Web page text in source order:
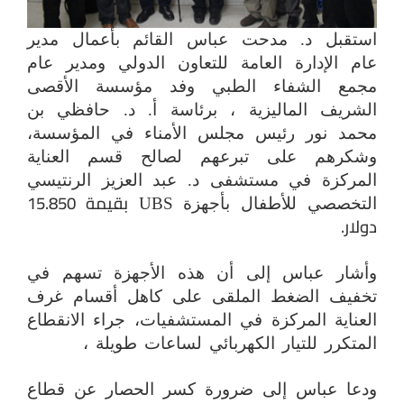
استقبل د. مدحت عباس القائم بأعمال مدير
عام الإدارة العامة للتعاون الدولي ومدير عام
مجمع الشفاء الطبي وفد مؤسسة الأقصى
الشريف الماليزية ، برئاسة أ. د. حافظي بن
محمد نور رئيس مجلس الأمناء في المؤسسة،
وشكرهم على تبرعهم لصالح قسم العناية
المركزة في مستشفى د. عبد العزيز الرنتيسي
التخصصي للأطفال بأجهزة UBS بقيمة 15.850
دولار.
وأشار عباس إلى أن هذه الأجهزة تسهم في
تخفيف الضغط الملقى على كاهل أقسام غرف
العناية المركزة في المستشفيات، جراء الانقطاع
المتكرر للتيار الكهربائي لساعات طويلة ،
ودعا عباس إلى ضرورة كسر الحصار عن قطاع